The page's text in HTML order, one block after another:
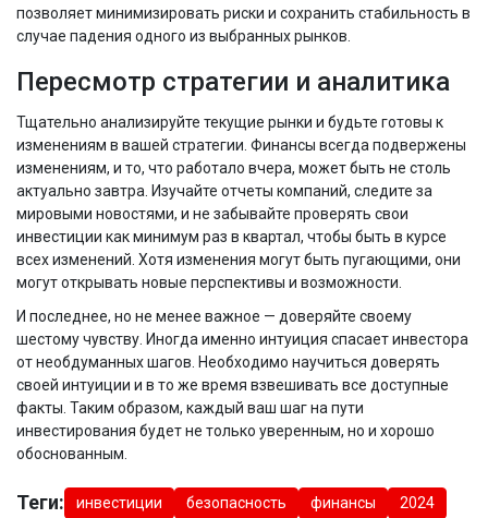
позволяет минимизировать риски и сохранить стабильность в
случае падения одного из выбранных рынков.
Пересмотр стратегии и аналитика
Тщательно анализируйте текущие рынки и будьте готовы к
изменениям в вашей стратегии. Финансы всегда подвержены
изменениям, и то, что работало вчера, может быть не столь
актуально завтра. Изучайте отчеты компаний, следите за
мировыми новостями, и не забывайте проверять свои
инвестиции как минимум раз в квартал, чтобы быть в курсе
всех изменений. Хотя изменения могут быть пугающими, они
могут открывать новые перспективы и возможности.
И последнее, но не менее важное — доверяйте своему
шестому чувству. Иногда именно интуиция спасает инвестора
от необдуманных шагов. Необходимо научиться доверять
своей интуиции и в то же время взвешивать все доступные
факты. Таким образом, каждый ваш шаг на пути
инвестирования будет не только уверенным, но и хорошо
обоснованным.
Теги: инвестиции безопасность финансы 2024